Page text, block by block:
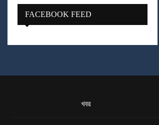
FACEBOOK FEED
খবর